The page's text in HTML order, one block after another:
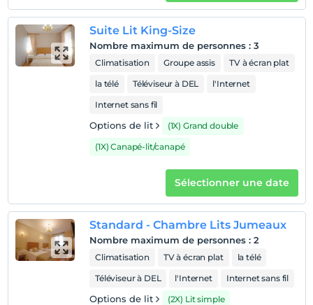
1 enfant(s) jusqu'à l'âge de 6 ans par chambre n'est/ne
sont pas facturé(s)
Suite Lit King-Size
Nombre maximum de personnes : 3
Climatisation Groupe assis
TV à écran plat
la télé
Téléviseur à DEL
l'Internet
Internet sans fil
Options de lit
(1X) Grand double
(1X) Canapé-lit/canapé
Sélectionner une date
Standard - Chambre Lits Jumeaux
Nombre maximum de personnes : 2
Climatisation TV à écran plat
la télé
Téléviseur à DEL
l'Internet Internet sans fil
Options de lit (2X) Lit simple